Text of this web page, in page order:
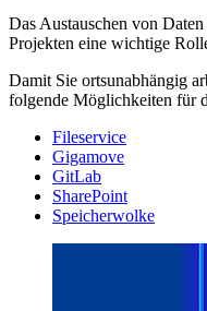
Das Austauschen von
Projekten eine wichtige
Damit Sie ortsunabhängig
folgende Möglichkeiten für
Fileservice
Gigamove
GitLab
SharePoint
Speicherwolke